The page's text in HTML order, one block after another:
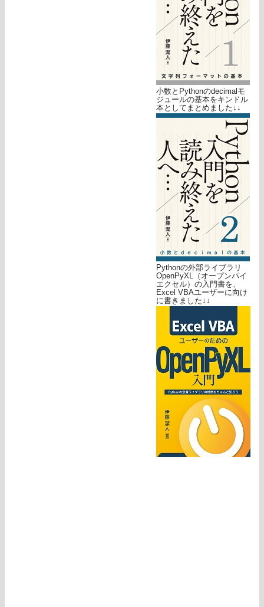
小数とPythonのdecimalモ
ジュールの基本をキンドル
本としてまとめました↓↓
Pythonの外部ライブラリ
OpenPyXL（オープンパイ
エクセル）の入門書を、
Excel VBAユーザーに向け
に書きました↓↓